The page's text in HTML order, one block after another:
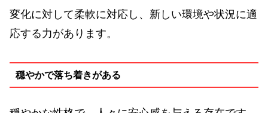
変化に対して柔軟に対応し、新しい環境や状況に適
応する力があります。
穏やかで落ち着きがある